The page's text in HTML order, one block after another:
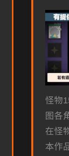
怪物
图 各
在怪
本作